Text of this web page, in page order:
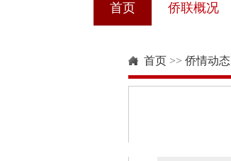
首页 侨联概况
首页 >> 侨情动态